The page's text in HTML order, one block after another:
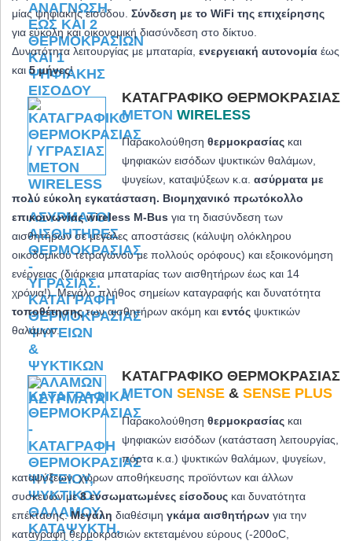
μίας ψηφιακής εισόδου. Σύνδεση με το WiFi της επιχείρησης
για εύκολη και οικονομική διασύνδεση στο δίκτυο.
Δυνατότητα λειτουργίας με μπαταρία, ενεργειακή αυτονομία έως
και5 μήνες!
ΚΑΤΑΓΡΑΦΙΚΌ ΘΕΡΜΟΚΡΑΣΊΑΣ
METON WIRELESS
Παρακολούθηση θερμοκρασίας και
ψηφιακών εισόδων ψυκτικών θαλάμων,
ψυγείων, καταψύξεων κ.α. ασύρματα με
πολύ εύκολη εγκατάσταση. Βιομηχανικό πρωτόκολλο
επικοινωνίας wireless M-Bus για τη διασύνδεση των
αισθητήρων σε μεγάλες αποστάσεις (κάλυψη ολόκληρου
οικοδομικού τετραγώνου με πολλούς ορόφους) και εξοικονόμηση
ενέργειας (διάρκεια μπαταρίας των αισθητήρων έως και 14
χρόνια!). Μεγάλο πλήθος σημείων καταγραφής και δυνατότητα
τοποθέτησηςτων αισθητήρων ακόμη και εντός ψυκτικών
θαλάμων.
ΚΑΤΑΓΡΑΦΙΚΌ ΘΕΡΜΟΚΡΑΣΊΑΣ
METON SENSE & SENSE PLUS
Παρακολούθηση θερμοκρασίας και
ψηφιακών εισόδων (κατάσταση λειτουργίας,
πόρτα κ.α.) ψυκτικών θαλάμων, ψυγείων,
καταψύξεων, χώρων αποθήκευσης προϊόντων και άλλων
συσκευών με8 ενσωματωμένες είσοδους και δυνατότητα
επέκτασης.Μεγάλη διαθέσιμη γκάμα αισθητήρων για την
καταγραφή θερμοκρασιών εκτεταμένου εύρους (-200oC,